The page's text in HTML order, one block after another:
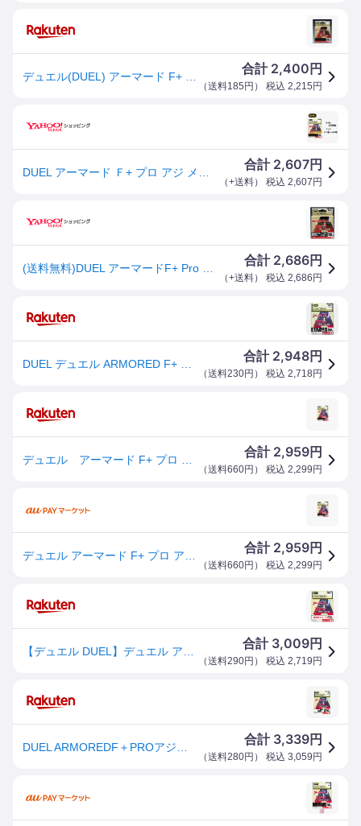
合計 2,400 円
（送料185円 ） 税込 2,215 円
合計 2,607円
（+送料） 税込 2,607 円
合計 2,686円
（+送料） 税込 2,686 円
合計 2,948円
（送料230円 ） 税込 2,718 円
合計 2,959円
（送料660円 ） 税込 2,299 円
合計 2,959円
（送料660円 ） 税込 2,299 円
合計 3,009円
（送料290円 ） 税込 2,719 円
合計 3,339円
（送料280円 ） 税込 3,059 円